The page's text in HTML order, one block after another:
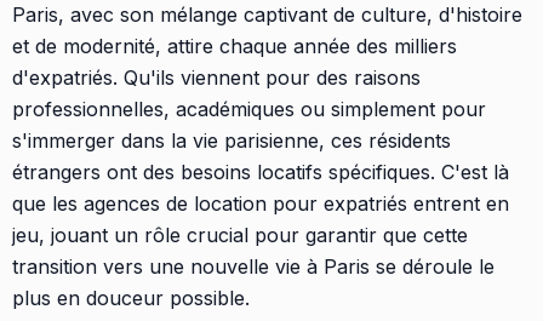
Paris, avec son mélange captivant de culture, d'histoire
et de modernité, attire chaque année des milliers
d'expatriés. Qu'ils viennent pour des raisons
professionnelles, académiques ou simplement pour
s'immerger dans la vie parisienne, ces résidents
étrangers ont des besoins locatifs spécifiques. C'est là
que les agences de location pour expatriés entrent en
jeu, jouant un rôle crucial pour garantir que cette
transition vers une nouvelle vie à Paris se déroule le
plus en douceur possible.